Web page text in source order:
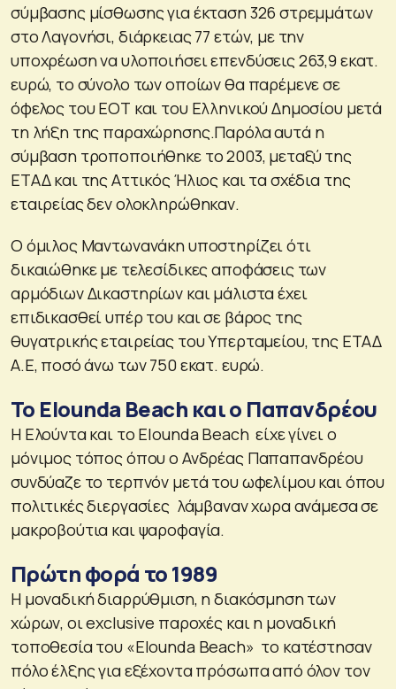
σύμβασης μίσθωσης για έκταση 326 στρεμμάτων
στο Λαγονήσι, διάρκειας 77 ετών, με την
υποχρέωση να υλοποιήσει επενδύσεις 263,9 εκατ.
ευρώ, το σύνολο των οποίων θα παρέμενε σε
όφελος του ΕΟΤ και του Ελληνικού Δημοσίου μετά
τη λήξη της παραχώρησης.Παρόλα αυτά η
σύμβαση τροποποιήθηκε το 2003, μεταξύ της
ΕΤΑΔ και της Αττικός Ήλιος και τα σχέδια της
εταιρείας δεν ολοκληρώθηκαν.
Ο όμιλος Μαντωνανάκη υποστηρίζει ότι
δικαιώθηκε με τελεσίδικες αποφάσεις των
αρμόδιων Δικαστηρίων και μάλιστα έχει
επιδικασθεί υπέρ του και σε βάρος της
θυγατρικής εταιρείας του Υπερταμείου, της ΕΤΑΔ
Α.Ε, ποσό άνω των 750 εκατ. ευρώ.
Το Elounda Beach και ο Παπανδρέου
Η Ελούντα και το Elounda Beach είχε γίνει ο
μόνιμος τόπος όπου ο Ανδρέας Παπαπανδρέου
συνδύαζε το τερπνόν μετά του ωφελίμου και όπου
πολιτικές διεργασίες λάμβαναν χωρα ανάμεσα σε
μακροβούτια και ψαροφαγία.
Πρώτη φορά το 1989
Η μοναδική διαρρύθμιση, η διακόσμηση των
χώρων, οι exclusive παροχές και η μοναδική
τοποθεσία του «Elounda Beach» το κατέστησαν
πόλο έλξης για εξέχοντα πρόσωπα από όλον τον